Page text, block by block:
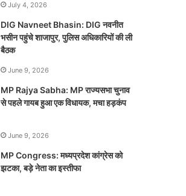
July 4, 2026
DIG Navneet Bhasin: DIG नवनीत
भसीन पहुंचे शाजापुर, पुलिस अधिकारियों की ली
बैठक
June 9, 2026
MP Rajya Sabha: MP राज्यसभा चुनाव
से पहले गायब हुआ एक विधायक, मचा हड़कंप
June 9, 2026
MP Congress: मध्यप्रदेश कांग्रेस को
झटका, बड़े नेता का इस्तीफा